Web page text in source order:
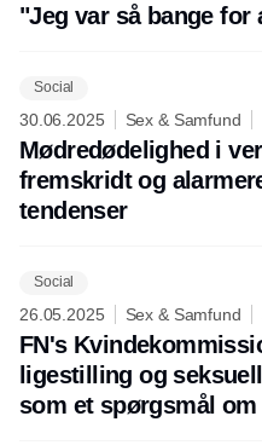
"Jeg var så bange for
Social
30.06.2025 Sex & Samfund
Mødredødelighed i
fremskridt og
tendenser
Social
26.05.2025 Sex & Samfund
FN's
ligestilling og
som et spørgsmål